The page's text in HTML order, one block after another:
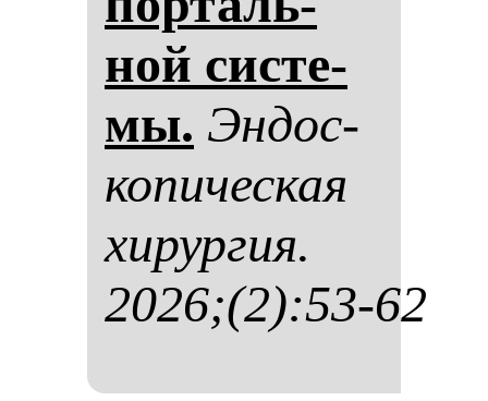
ной сис­те­
мы. Эн­дос­
ко­пи­чес­кая
хи­рур­гия.
2026;(2):53-62